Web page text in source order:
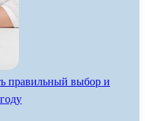
правильный выбор и